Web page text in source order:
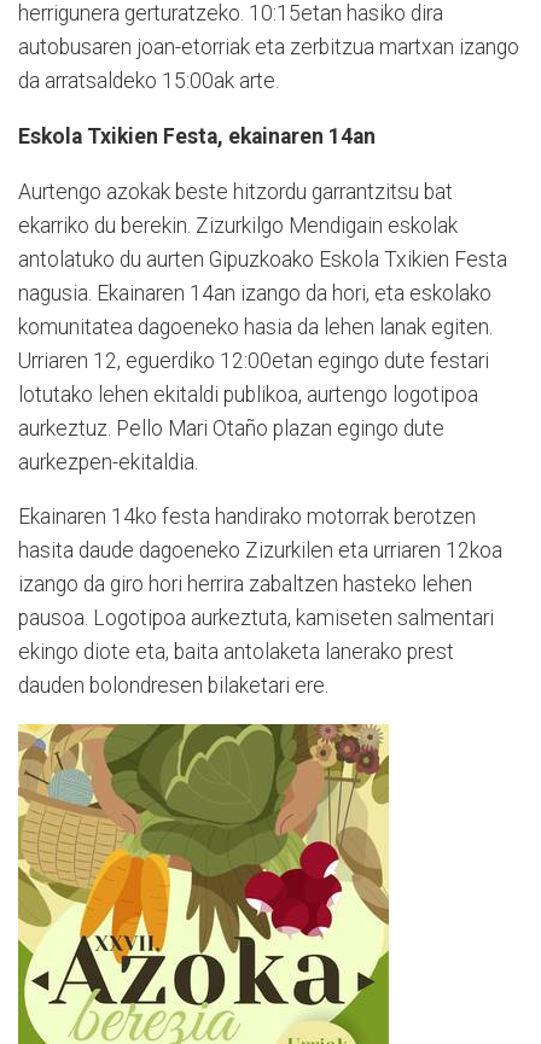
herrigunera gerturatzeko. 10:15etan hasiko dira
autobusaren joan-etorriak eta zerbitzua martxan izango
da arratsaldeko 15:00ak arte.
Eskola Txikien Festa, ekainaren 14an
Aurtengo azokak beste hitzordu garrantzitsu bat
ekarriko du berekin. Zizurkilgo Mendigain eskolak
antolatuko du aurten Gipuzkoako Eskola Txikien Festa
nagusia. Ekainaren 14an izango da hori, eta eskolako
komunitatea dagoeneko hasia da lehen lanak egiten.
Urriaren 12, eguerdiko 12:00etan egingo dute festari
lotutako lehen ekitaldi publikoa, aurtengo logotipoa
aurkeztuz. Pello Mari Otaño plazan egingo dute
aurkezpen-ekitaldia.
Ekainaren 14ko festa handirako motorrak berotzen
hasita daude dagoeneko Zizurkilen eta urriaren 12koa
izango da giro hori herrira zabaltzen hasteko lehen
pausoa. Logotipoa aurkeztuta, kamiseten salmentari
ekingo diote eta, baita antolaketa lanerako prest
dauden bolondresen bilaketari ere.